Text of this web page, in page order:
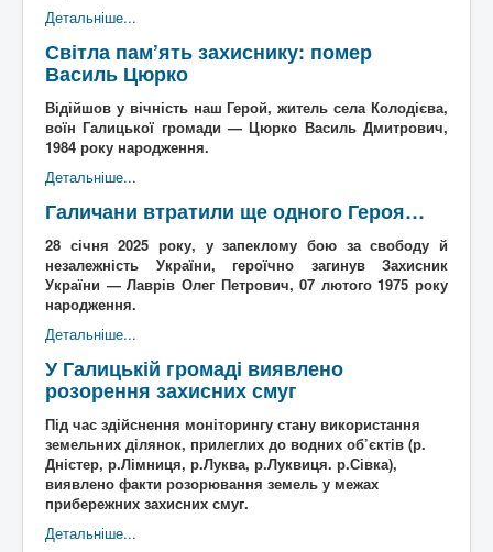
Детальніше...
Світла пам’ять захиснику: помер
Василь Цюрко
Відійшов у вічність наш Герой, житель села Колодієва,
воїн Галицької громади — Цюрко Василь Дмитрович,
1984 року народження.
Детальніше...
Галичани втратили ще одного Героя…
28 січня 2025 року, у запеклому бою за свободу й
незалежність України, героїчно загинув Захисник
України — Лаврів Олег Петрович, 07 лютого 1975 року
народження.
Детальніше...
У Галицькій громаді виявлено
розорення захисних смуг
Під час здійснення моніторингу стану використання
земельних ділянок, прилеглих до водних об’єктів (р.
Дністер, р.Лімниця, р.Луква, р.Луквиця. р.Сівка),
виявлено факти розорювання земель у межах
прибережних захисних смуг.
Детальніше...